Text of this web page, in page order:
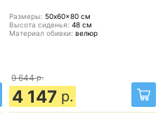
Размеры: 50x60x80 см
Высота сиденья: 48 см
Материал обивки: велюр
9 644 р.
4 147 р.